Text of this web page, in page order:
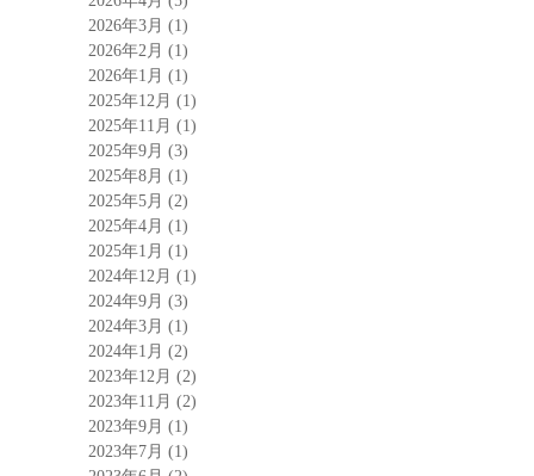
2026年3月 (1)
2026年2月 (1)
2026年1月 (1)
2025年12月 (1)
2025年11月 (1)
2025年9月 (3)
2025年8月 (1)
2025年5月 (2)
2025年4月 (1)
2025年1月 (1)
2024年12月 (1)
2024年9月 (3)
2024年3月 (1)
2024年1月 (2)
2023年12月 (2)
2023年11月 (2)
2023年9月 (1)
2023年7月 (1)